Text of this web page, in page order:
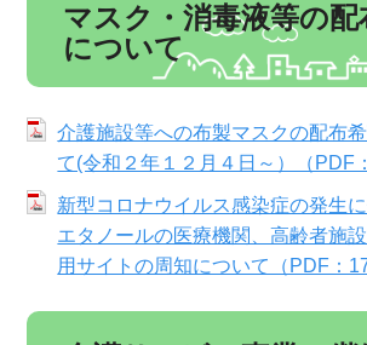
マスク・消毒液等の配
について
介護施設等への布製マスクの配布
て(令和２年１２月４日～）（PDF
新型コロナウイルス感染症の発生
エタノールの医療機関、高齢者施
用サイトの周知について（PDF：